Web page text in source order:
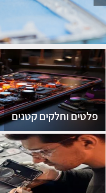
פלטים וחלקים קטנים